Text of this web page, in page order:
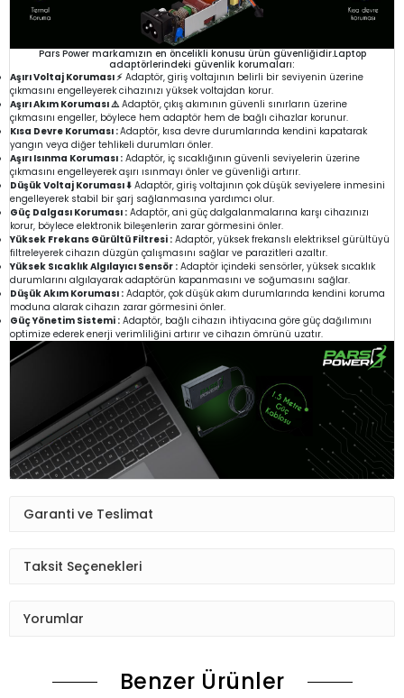
Pars Power markamızın en öncelikli konusu ürün güvenliğidir.Laptop
adaptörlerindeki güvenlik korumaları:
Aşırı Voltaj Koruması ⚡ Adaptör, giriş voltajının belirli bir seviyenin üzerine
çıkmasını engelleyerek cihazınızı yüksek voltajdan korur.
Aşırı Akım Koruması ⚠️Adaptör, çıkış akımının güvenli sınırların üzerine
çıkmasını engeller, böylece hem adaptör hem de bağlı cihazlar korunur.
Kısa Devre Koruması :Adaptör, kısa devre durumlarında kendini kapatarak
yangın veya diğer tehlikeli durumları önler.
Aşırı Isınma Koruması : Adaptör, iç sıcaklığının güvenli seviyelerin üzerine
çıkmasını engelleyerek aşırı ısınmayı önler ve güvenliği artırır.
Düşük Voltaj Koruması ⬇️ Adaptör, giriş voltajının çok düşük seviyelere inmesini
engelleyerek stabil bir şarj sağlanmasına yardımcı olur.
Güç Dalgası Koruması : Adaptör, ani güç dalgalanmalarına karşı cihazınızı
korur, böylece elektronik bileşenlerin zarar görmesini önler.
Yüksek Frekans Gürültü Filtresi : Adaptör, yüksek frekanslı elektriksel gürültüyü
filtreleyerek cihazın düzgün çalışmasını sağlar ve parazitleri azaltır.
Yüksek Sıcaklık Algılayıcı Sensör : Adaptör içindeki sensörler, yüksek sıcaklık
durumlarını algılayarak adaptörün kapanmasını ve soğumasını sağlar.
Düşük Akım Koruması : Adaptör, çok düşük akım durumlarında kendini koruma
moduna alarak cihazın zarar görmesini önler.
Güç Yönetim Sistemi : Adaptör, bağlı cihazın ihtiyacına göre güç dağılımını
optimize ederek enerji verimliliğini artırır ve cihazın ömrünü uzatır.
Garanti ve Teslimat
Taksit Seçenekleri
Yorumlar
Benzer Ürünler